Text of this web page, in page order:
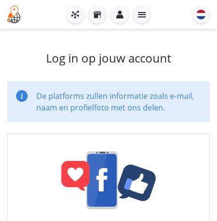
Log in op jouw account
De platforms zullen informatie zoals e-mail,
naam en profielfoto met ons delen.